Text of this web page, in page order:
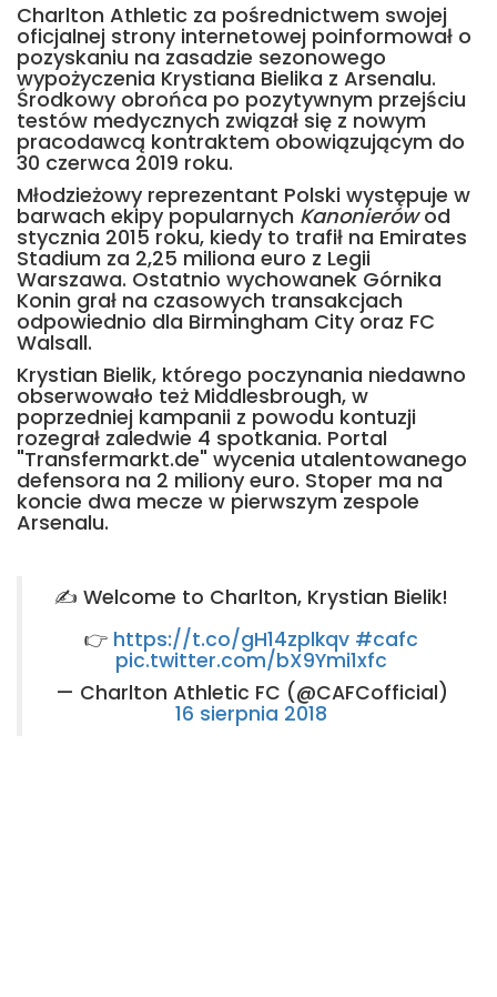
Charlton Athletic za pośrednictwem swojej
oficjalnej strony internetowej poinformował o
pozyskaniu na zasadzie sezonowego
wypożyczenia Krystiana Bielika z Arsenalu.
Środkowy obrońca po pozytywnym przejściu
testów medycznych związał się z nowym
pracodawcą kontraktem obowiązującym do
30 czerwca 2019 roku.
Młodzieżowy reprezentant Polski występuje w
barwach ekipy popularnych Kanonierówod
stycznia 2015 roku, kiedy to trafił na Emirates
Stadium za 2,25 miliona euro z Legii
Warszawa. Ostatnio wychowanek Górnika
Konin grał na czasowych transakcjach
odpowiednio dla Birmingham City oraz FC
Walsall.
Krystian Bielik, którego poczynania niedawno
obserwowało też Middlesbrough, w
poprzedniej kampanii z powodu kontuzji
rozegrał zaledwie 4 spotkania. Portal
"Transfermarkt.de" wycenia utalentowanego
defensora na 2 miliony euro. Stoper ma na
koncie dwa mecze w pierwszym zespole
Arsenalu.
✍️ Welcome to Charlton, Krystian Bielik!
👉 https://t.co/gH14zplkqv #cafc
pic.twitter.com/bX9Ymi1xfc
— Charlton Athletic FC (@CAFCofficial)
16 sierpnia 2018